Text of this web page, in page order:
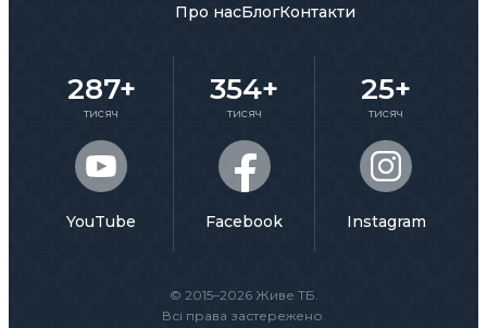
© 2015–2026 Живе ТБ.
Всі права застережено.
Про насБлогКонтакти
287+
тисяч
YouTube
354+
тисяч
Facebook
25+
тисяч
Instagram